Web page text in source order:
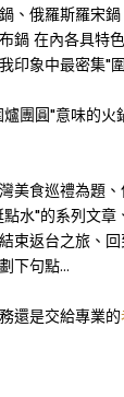
、俄羅斯羅宋
鍋 在內各具特
印象中最密集"
團圓"意味的火
美食巡禮為題
水"的系列文章
束返台之旅、回
下句點...
還是交給專業的